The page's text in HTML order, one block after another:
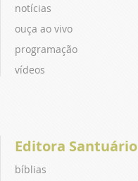
notícias
ouça ao vivo
programação
vídeos
Editora Santuário
bíblias